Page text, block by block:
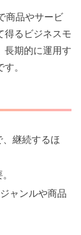
商品やサービ
得るビジネスモ
長期的に運用す
。
、継続するほ
ャンルや商品